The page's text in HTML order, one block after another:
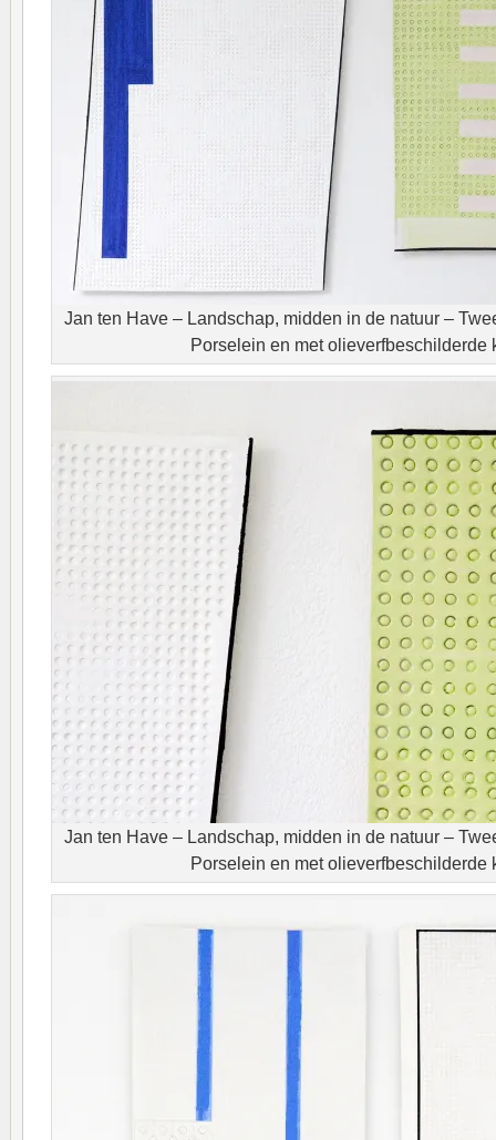
Jan ten Have – Landschap, midden in de natuur –
Porselein en met olieverfbeschilderde
Jan ten Have – Landschap, midden in de natuur –
Porselein en met olieverfbeschilderde